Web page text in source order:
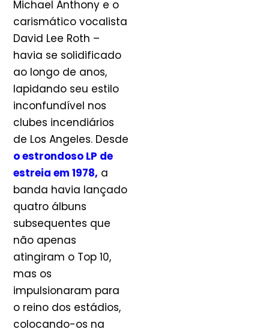
Michael Anthony e o
carismático vocalista
David Lee Roth –
havia se solidificado
ao longo de anos,
lapidando seu estilo
inconfundível nos
clubes incendiários
de Los Angeles. Desde
o estrondoso LP de
estreia em 1978, a
banda havia lançado
quatro álbuns
subsequentes que
não apenas
atingiram o Top 10,
mas os
impulsionaram para
o reino dos estádios,
colocando-os na